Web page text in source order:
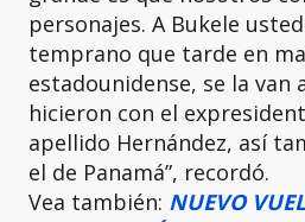
personajes. A Bukele
temprano que tarde en
estadounidense, se la van
hicieron con el
apellido Hernández, así
el de Panamá”, recordó.
Vea también: NUEVO